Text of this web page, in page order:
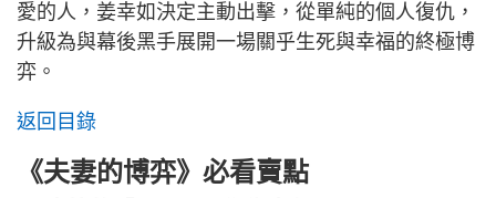
愛的人，姜幸如決定主動出擊，從單純的個人復仇，
升級為與幕後黑手展開一場關乎生死與幸福的終極博
弈。
返回目錄
《夫妻的博弈》必看賣點